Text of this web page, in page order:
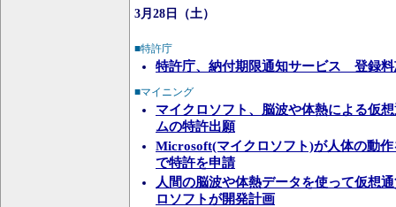
3月28日（土）
■特許庁
特許庁、納付期限通知サービス 登録料
■マイニング
マイクロソフト、脳波や体熱による仮
ムの特許出願
Microsoft(マイクロソフト)が人体の動
で特許を申請
人間の脳波や体熱データを使って仮想
ロソフトが開発計画